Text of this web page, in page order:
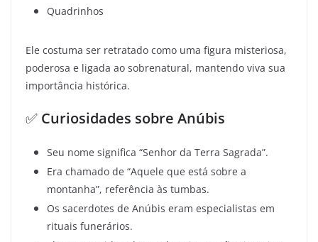
Quadrinhos
Ele costuma ser retratado como uma figura misteriosa,
poderosa e ligada ao sobrenatural, mantendo viva sua
importância histórica.
✅ Curiosidades sobre Anúbis
Seu nome significa “Senhor da Terra Sagrada”.
Era chamado de “Aquele que está sobre a
montanha”, referência às tumbas.
Os sacerdotes de Anúbis eram especialistas em
rituais funerários.